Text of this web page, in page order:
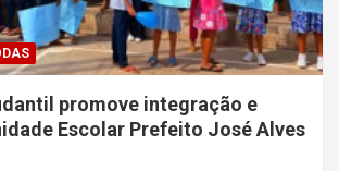
promove integração e
Escolar Prefeito José Alves